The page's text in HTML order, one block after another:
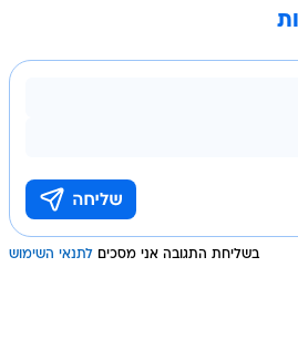
בשליחת התגובה אני מסכים לתנאי השימוש